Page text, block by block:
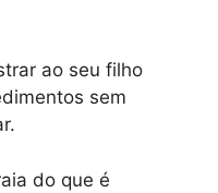
ao seu filho
sem
do que é